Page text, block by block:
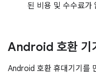
된 비용 및 수수료가
Android 호환 기
Android 호환 휴대기기를